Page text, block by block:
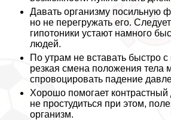
Давать организму посильную
но не перегружать его.
гипотоники устают намного
людей.
По утрам не вставать быстро с
резкая смена положения тела
спровоцировать падение
Хорошо помогает
не простудиться при этом,
организм.